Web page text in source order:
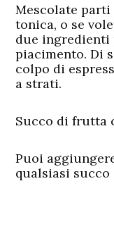
Mescolate
tonica, o se
due ingredienti
piacimento. Di
colpo di
a strati.
Succo di frutta
Puoi
qualsiasi